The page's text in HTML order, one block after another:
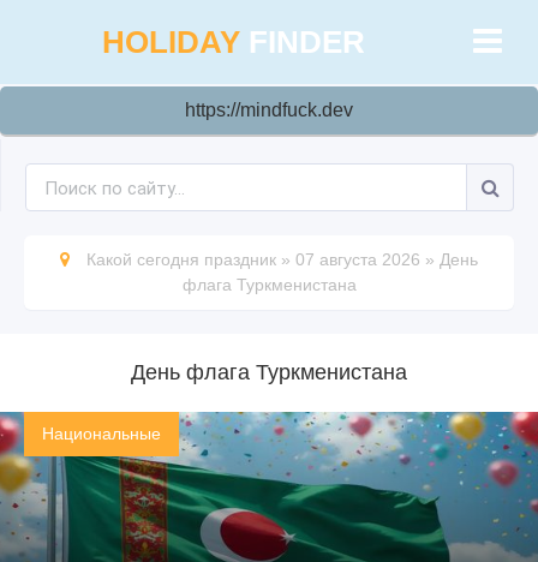
HOLIDAY FINDER
https://mindfuck.dev
Какой сегодня праздник » 07 августа 2026 » День
флага Туркменистана
День флага Туркменистана
Национальные